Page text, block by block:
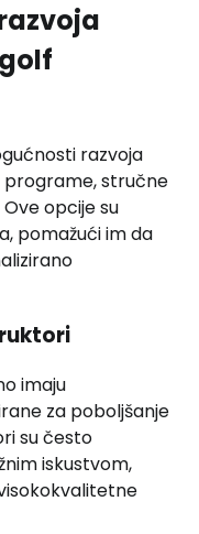
razvoja
programe, stručne
opcije su
pomažući im da
imaju
za poboljšanje
su često
iskustvom,